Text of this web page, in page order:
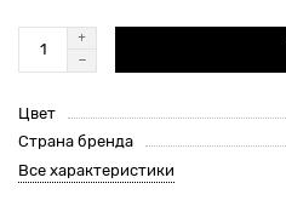
Цвет
Страна бренда
Все характеристики